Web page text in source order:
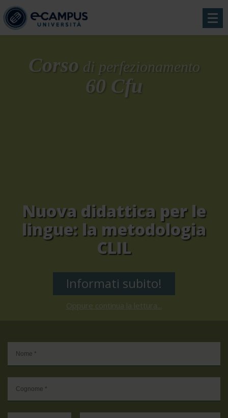
Corso di perfezionamento
60 Cfu
Nuova didattica per le
lingue: la metodologia
CLIL
Informati subito!
Oppure continua la lettura...